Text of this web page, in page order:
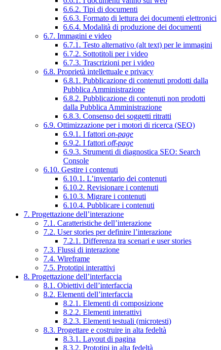
6.6.2. Tipi di documenti
6.6.3. Formato di lettura dei documenti elettronici
6.6.4. Modalità di produzione dei documenti
6.7. Immagini e video
6.7.1. Testo alternativo (alt text) per le immagini
6.7.2. Sottotitoli per i video
6.7.3. Trascrizioni per i video
6.8. Proprietà intellettuale e privacy
6.8.1. Pubblicazione di contenuti prodotti dalla
Pubblica Amministrazione
6.8.2. Pubblicazione di contenuti non prodotti
dalla Pubblica Amministrazione
6.8.3. Consenso dei soggetti ritratti
6.9. Ottimizzazione per i motori di ricerca (SEO)
6.9.1. I fattori on-page
6.9.2. I fattori off-page
6.9.3. Strumenti di diagnostica SEO: Search
Console
6.10. Gestire i contenuti
6.10.1. L’inventario dei contenuti
6.10.2. Revisionare i contenuti
6.10.3. Migrare i contenuti
6.10.4. Pubblicare i contenuti
7. Progettazione dell’interazione
7.1. Caratteristiche dell’interazione
7.2. User stories per definire l’interazione
7.2.1. Differenza tra scenari e user stories
7.3. Flussi di interazione
7.4. Wireframe
7.5. Prototipi interattivi
8. Progettazione dell’interfaccia
8.1. Obiettivi dell’interfaccia
8.2. Elementi dell’interfaccia
8.2.1. Elementi di composizione
8.2.2. Elementi interattivi
8.2.3. Elementi testuali (microtesti)
8.3. Progettare e costruire in alta fedeltà
8.3.1. Layout di pagina
8.3.2. Prototipi in alta fedeltà